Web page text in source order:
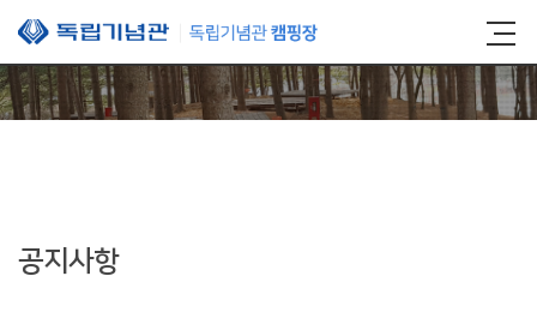
본문 바로가기
공지사항